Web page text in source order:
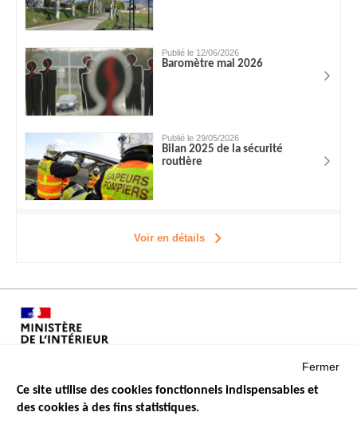
Publié le 12/06/2026
Baromètre mai 2026
Publié le 29/05/2026
Bilan 2025 de la sécurité
routière
Voir en détails
Fermer
Ce site utilise des cookies fonctionnels indispensables et
des cookies à des fins statistiques.